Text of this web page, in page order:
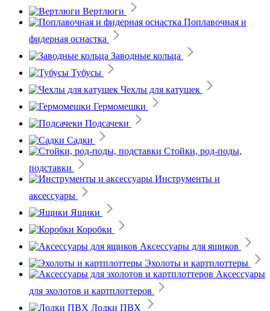
Вертлюги
Поплавочная и
фидерная оснастка
Заводные кольца
Тубусы
Чехлы для катушек
Гермомешки
Подсачеки
Садки
Стойки, род-поды,
подставки
Инструменты и
аксессуары
Ящики
Коробки
Аксессуары для ящиков
Эхолоты и картплоттеры
Аксессуары
для эхолотов и картплоттеров
Лодки ПВХ